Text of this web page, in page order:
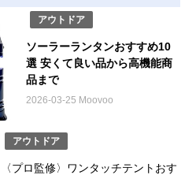
アウトドア
ソーラーランタンおすすめ10
選 安くて良い品から高機能商
品まで
2026-03-25 Moovoo
アウトドア
〈プロ監修〉ワンタッチテントおす